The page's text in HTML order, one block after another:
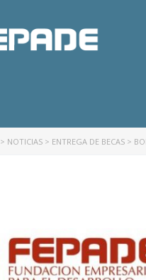
> NOTICIAS > ENTREGA DE BECAS >